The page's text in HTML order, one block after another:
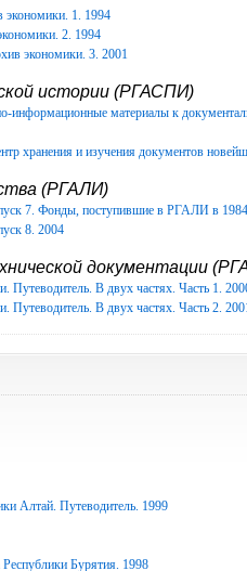
экономики. 1. 1994
2. 1994
экономики. 3. 2001
истории (РГАСПИ)
информационные материалы к
хранения и изучения документов
(РГАЛИ)
7. Фонды, поступившие в РГАЛИ в
8. 2004
документации
Путеводитель. В двух частях. Часть 1.
Путеводитель. В двух частях. Часть 2.
Алтай. Путеводитель. 1999
Бурятия. 1998